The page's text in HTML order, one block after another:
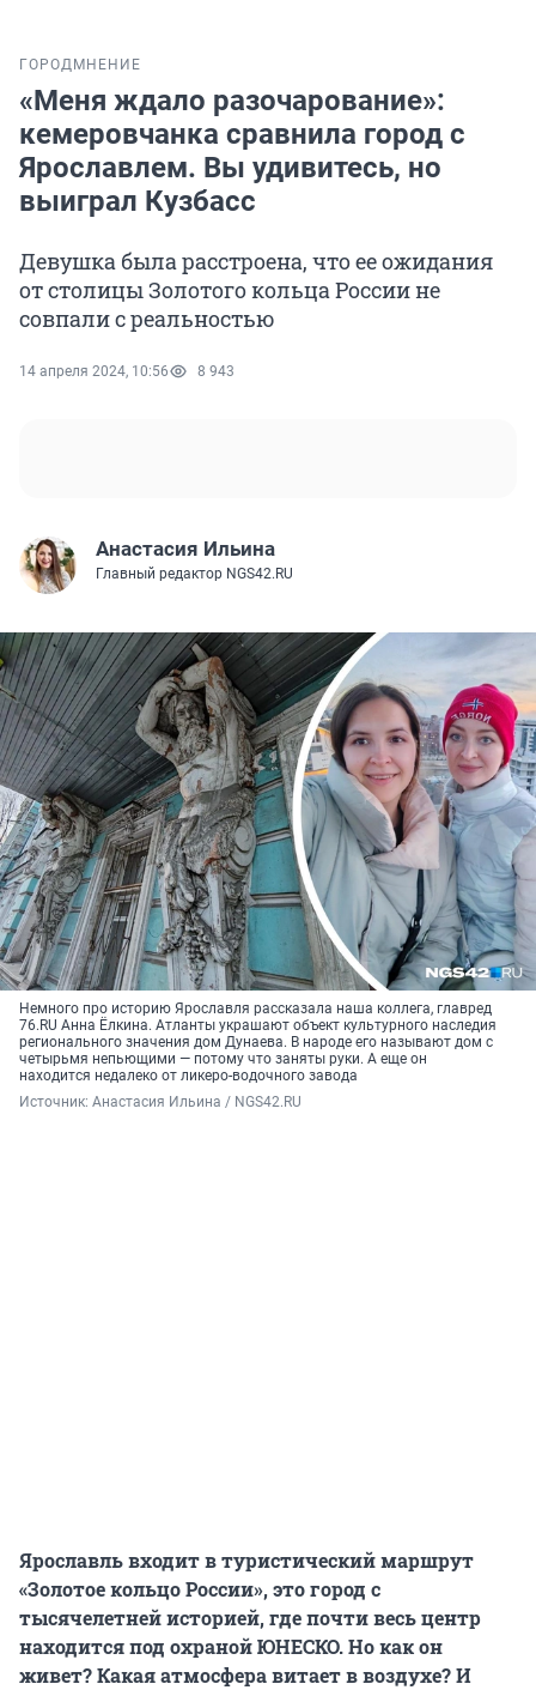
ГОРОД МНЕНИЕ
«Меня ждало разочарование»:
кемеровчанка сравнила город с
Ярославлем. Вы удивитесь, но
выиграл Кузбасс
Девушка была расстроена, что ее ожидания
от столицы Золотого кольца России не
совпали с реальностью
14 апреля 2024, 10:56 8 943
Анастасия Ильина
Главный редактор NGS42.RU
Немного про историю Ярославля рассказала наша коллега, главред
76.RU Анна Ёлкина. Атланты украшают объект культурного наследия
регионального значения дом Дунаева. В народе его называют дом с
четырьмя непьющими — потому что заняты руки. А еще он
находится недалеко от ликеро-водочного завода
Источник: Анастасия Ильина / NGS42.RU
Ярославль входит в туристический маршрут
«Золотое кольцо России», это город с
тысячелетней историей, где почти весь центр
находится под охраной ЮНЕСКО. Но как он
живет? Какая атмосфера витает в воздухе? И